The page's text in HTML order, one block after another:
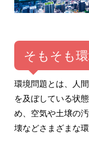
そもそも
環境問題とは、人
を及ぼしている状
め、空気や土壌の
壊などさまざまな